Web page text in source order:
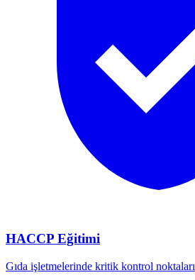
HACCP Eğitimi
Gıda işletmelerinde kritik kontrol noktaları